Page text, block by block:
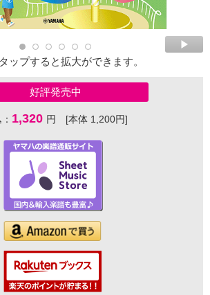
ップすると拡大ができます。
好評発売中
1,320 円 [本体 1,200円]